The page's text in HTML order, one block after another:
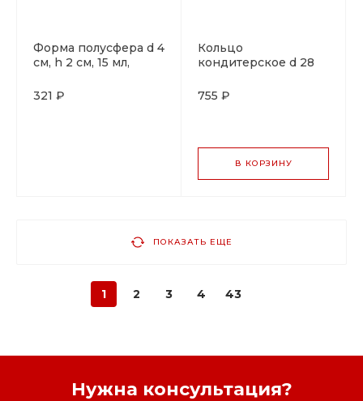
Форма полусфера d 4
см, h 2 см, 15 мл,
321 ₽
Кольцо
кондитерское d 28
нержавейка, Pujadas,
755 ₽
В КОРЗИНУ
ПОКАЗАТЬ ЕЩЕ
1 2 3 4 43
Нужна консультация?